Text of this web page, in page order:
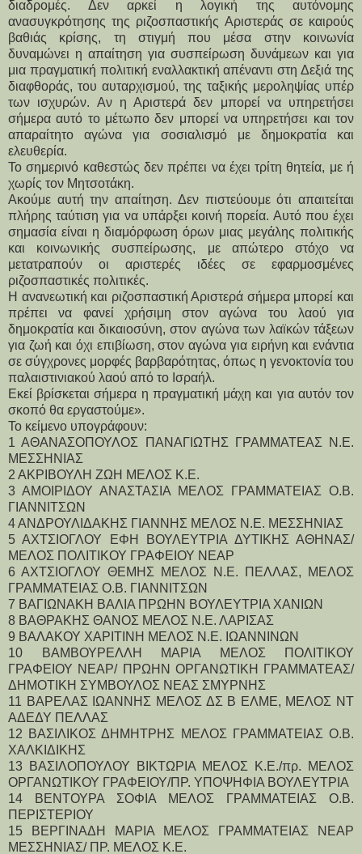
διαδρομές. Δεν αρκεί η λογική της αυτόνομης
ανασυγκρότησης της ριζοσπαστικής Αριστεράς σε καιρούς
βαθιάς κρίσης, τη στιγμή που μέσα στην κοινωνία
δυναμώνει η απαίτηση για συσπείρωση δυνάμεων και για
μια πραγματική πολιτική εναλλακτική απέναντι στη Δεξιά της
διαφθοράς, του αυταρχισμού, της ταξικής μεροληψίας υπέρ
των ισχυρών. Αν η Αριστερά δεν μπορεί να υπηρετήσει
σήμερα αυτό το μέτωπο δεν μπορεί να υπηρετήσει και τον
απαραίτητο αγώνα για σοσιαλισμό με δημοκρατία και
ελευθερία.
Το σημερινό καθεστώς δεν πρέπει να έχει τρίτη θητεία, με ή
χωρίς τον Μητσοτάκη.
Ακούμε αυτή την απαίτηση. Δεν πιστεύουμε ότι απαιτείται
πλήρης ταύτιση για να υπάρξει κοινή πορεία. Αυτό που έχει
σημασία είναι η διαμόρφωση όρων μιας μεγάλης πολιτικής
και κοινωνικής συσπείρωσης, με απώτερο στόχο να
μετατραπούν οι αριστερές ιδέες σε εφαρμοσμένες
ριζοσπαστικές πολιτικές.
Η ανανεωτική και ριζοσπαστική Αριστερά σήμερα μπορεί και
πρέπει να φανεί χρήσιμη στον αγώνα του λαού για
δημοκρατία και δικαιοσύνη, στον αγώνα των λαϊκών τάξεων
για ζωή και όχι επιβίωση, στον αγώνα για ειρήνη και ενάντια
σε σύγχρονες μορφές βαρβαρότητας, όπως η γενοκτονία του
παλαιστινιακού λαού από το Ισραήλ.
Εκεί βρίσκεται σήμερα η πραγματική μάχη και για αυτόν τον
σκοπό θα εργαστούμε».
Το κείμενο υπογράφουν:
1 ΑΘΑΝΑΣΟΠΟΥΛΟΣ ΠΑΝΑΓΙΩΤΗΣ ΓΡΑΜΜΑΤΕΑΣ Ν.Ε.
ΜΕΣΣΗΝΙΑΣ
2 ΑΚΡΙΒΟΥΛΗ ΖΩΗ ΜΕΛΟΣ Κ.Ε.
3 ΑΜΟΙΡΙΔΟΥ ΑΝΑΣΤΑΣΙΑ ΜΕΛΟΣ ΓΡΑΜΜΑΤΕΙΑΣ Ο.Β.
ΓΙΑΝΝΙΤΣΩΝ
4 ΑΝΔΡΟΥΛΙΔΑΚΗΣ ΓΙΑΝΝΗΣ ΜΕΛΟΣ Ν.Ε. ΜΕΣΣΗΝΙΑΣ
5 ΑΧΤΣΙΟΓΛΟΥ ΕΦΗ ΒΟΥΛΕΥΤΡΙΑ ΔΥΤΙΚΗΣ ΑΘΗΝΑΣ/
ΜΕΛΟΣ ΠΟΛΙΤΙΚΟΥ ΓΡΑΦΕΙΟΥ ΝΕΑΡ
6 ΑΧΤΣΙΟΓΛΟΥ ΘΕΜΗΣ ΜΕΛΟΣ Ν.Ε. ΠΕΛΛΑΣ, ΜΕΛΟΣ
ΓΡΑΜΜΑΤΕΙΑΣ Ο.Β. ΓΙΑΝΝΙΤΣΩΝ
7 ΒΑΓΙΩΝΑΚΗ ΒΑΛΙΑ ΠΡΩΗΝ ΒΟΥΛΕΥΤΡΙΑ ΧΑΝΙΩΝ
8 ΒΑΘΡΑΚΗΣ ΘΑΝΟΣ ΜΕΛΟΣ Ν.Ε. ΛΑΡΙΣΑΣ
9 ΒΑΛΑΚΟΥ ΧΑΡΙΤΙΝΗ ΜΕΛΟΣ Ν.Ε. ΙΩΑΝΝΙΝΩΝ
10 ΒΑΜΒΟΥΡΕΛΛΗ ΜΑΡΙΑ ΜΕΛΟΣ ΠΟΛΙΤΙΚΟΥ
ΓΡΑΦΕΙΟΥ ΝΕΑΡ/ ΠΡΩΗΝ ΟΡΓΑΝΩΤΙΚΗ ΓΡΑΜΜΑΤΕΑΣ/
ΔΗΜΟΤΙΚΗ ΣΥΜΒΟΥΛΟΣ ΝΕΑΣ ΣΜΥΡΝΗΣ
11 ΒΑΡΕΛΑΣ ΙΩΑΝΝΗΣ ΜΕΛΟΣ ΔΣ Β ΕΛΜΕ, ΜΕΛΟΣ ΝΤ
ΑΔΕΔΥ ΠΕΛΛΑΣ
12 ΒΑΣΙΛΙΚΟΣ ΔΗΜΗΤΡΗΣ ΜΕΛΟΣ ΓΡΑΜΜΑΤΕΙΑΣ Ο.Β.
ΧΑΛΚΙΔΙΚΗΣ
13 ΒΑΣΙΛΟΠΟΥΛΟΥ ΒΙΚΤΩΡΙΑ ΜΕΛΟΣ Κ.Ε./πρ. ΜΕΛΟΣ
ΟΡΓΑΝΩΤΙΚΟΥ ΓΡΑΦΕΙΟΥ/ΠΡ. ΥΠΟΨΗΦΙΑ ΒΟΥΛΕΥΤΡΙΑ
14 ΒΕΝΤΟΥΡΑ ΣΟΦΙΑ ΜΕΛΟΣ ΓΡΑΜΜΑΤΕΙΑΣ Ο.Β.
ΠΕΡΙΣΤΕΡΙΟΥ
15 ΒΕΡΓΙΝΑΔΗ ΜΑΡΙΑ ΜΕΛΟΣ ΓΡΑΜΜΑΤΕΙΑΣ ΝΕΑΡ
ΜΕΣΣΗΝΙΑΣ/ ΠΡ. ΜΕΛΟΣ Κ.Ε.